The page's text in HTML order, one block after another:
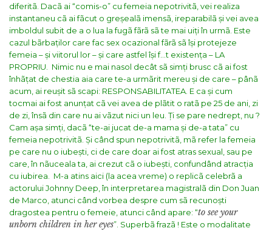
diferitã. Dacã ai “comis-o” cu femeia nepotrivitã, vei realiza
instantaneu cã ai fãcut o greșealã imensã, ireparabilã și vei avea
imboldul subit de a o lua la fugã fãrã sã te mai uiți în urmã. Este
cazul bãrbaților care fac sex ocazional fãrã sã își protejeze
femeia – și viitorul lor – și care astfel își f…t existența – LA
PROPRIU.
Nimic nu e mai nasol decât sã simți brusc cã ai fost
înhãțat de chestia aia care te-a urmãrit mereu și de care – pânã
acum, ai reușit sã scapi: RESPONSABILITATEA. E ca și cum
tocmai ai fost anunțat cã vei avea de plãtit o ratã pe 25 de ani, zi
de zi, însã din care nu ai vãzut nici un leu. Ți se pare nedrept, nu ?
Cam așa simți, dacã “te-ai jucat de-a mama și de-a tata” cu
femeia nepotrivitã. Și când spun nepotrivitã, mã refer la femeia
pe care nu o iubești, ci de care doar ai fost atras sexual, sau pe
care, în nãuceala ta, ai crezut cã o iubești, confundând atracția
cu iubirea.
M-a atins aici (la acea vreme) o replicã celebrã a
actorului Johnny Deep, în interpretarea magistralã din Don Juan
de Marco, atunci când vorbea despre cum sã recunoști
dragostea pentru o femeie, atunci când apare: “to see your
unborn children in her eyes”. Superbã frazã ! Este o modalitate